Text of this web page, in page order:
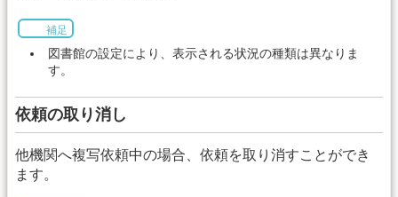
補足
図書館の設定により、表示される状況の種類は異なりま
す。
依頼の取り消し
他機関へ複写依頼中の場合、依頼を取り消すことができ
ます。